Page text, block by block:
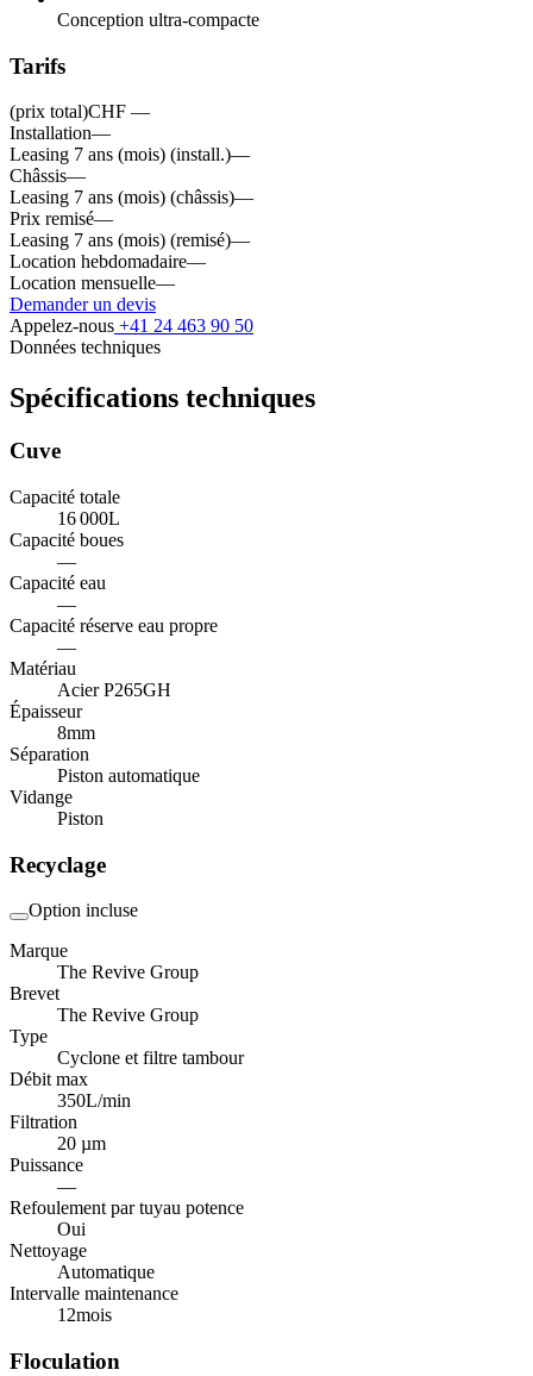
Conception ultra-compacte
Tarifs
(prix total)CHF —
Installation—
Leasing 7 ans (mois) (install.)—
Châssis—
Leasing 7 ans (mois) (châssis)—
Prix remisé—
Leasing 7 ans (mois) (remisé)—
Location hebdomadaire—
Location mensuelle—
Demander un devis
Appelez-nous +41 24 463 90 50
Données techniques
Spécifications techniques
Cuve
Capacité totale
16 000L
Capacité boues
—
Capacité eau
—
Capacité réserve eau propre
—
Matériau
Acier P265GH
Épaisseur
8mm
Séparation
Piston automatique
Vidange
Piston
Recyclage
Option incluse
Marque
The Revive Group
Brevet
The Revive Group
Type
Cyclone et filtre tambour
Débit max
350L/min
Filtration
20 µm
Puissance
—
Refoulement par tuyau potence
Oui
Nettoyage
Automatique
Intervalle maintenance
12mois
Floculation